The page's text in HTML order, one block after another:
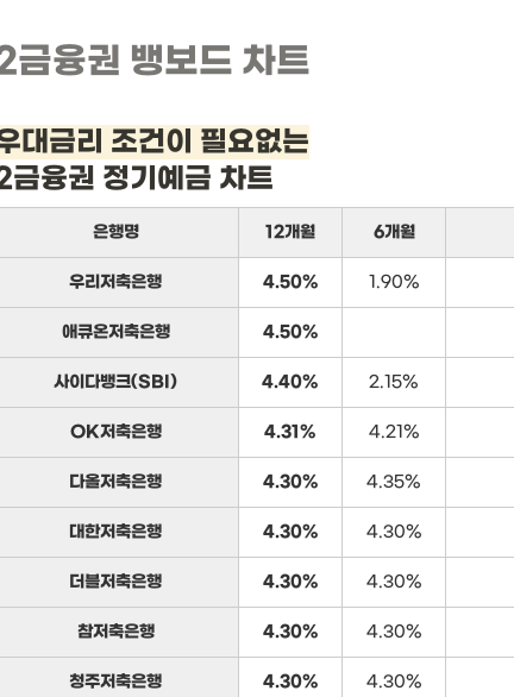
금융권 뱅보드 차트
대금리 조건이 필요없는
금융권 정기예금 차트
은행명 12개월 6개월
우리저축은행 4.50% 1.90%
애큐온저축은행 4.50%
사이다뱅크(SBI) 4.40% 2.15%
OK저축은행 4.31% 4.21%
다올저축은행 4.30% 4.35%
대한저축은행 4.30% 4.30%
더블저축은행 4.30% 4.30%
참저축은행 4.30% 4.30%
청주저축은행 4.30% 4.30%